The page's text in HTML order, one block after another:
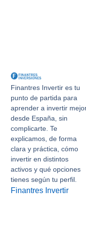
Finantres Invertir es tu
punto de partida para
aprender a invertir
desde España, sin
complicarte. Te
explicamos, de forma
clara y práctica, cómo
invertir en distintos
activos y qué opciones
tienes según tu perfil.
Finantres Invertir